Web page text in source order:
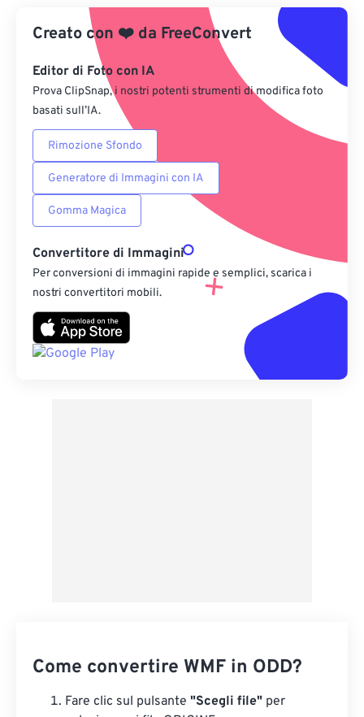
Applica da preimpostazione
Salva come predefinito
Creato con ❤️ da FreeConvert
Editor di Foto con IA
Prova ClipSnap, i nostri potenti strumenti di modifica foto
basati sull’IA.
Rimozione Sfondo
Generatore di Immagini con IA
Gomma Magica
Convertitore di Immagini
Per conversioni di immagini rapide e semplici, scarica i
nostri convertitori mobili.
Come convertire WMF in ODD?
Fare clic sul pulsante "Scegli file" per